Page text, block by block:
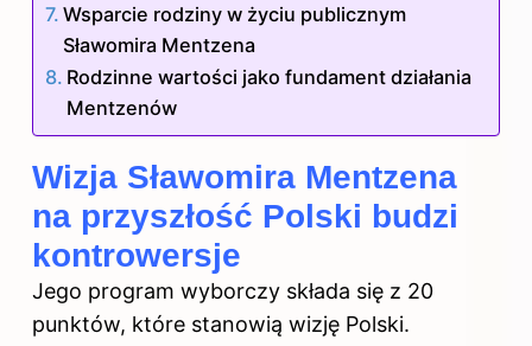
Wsparcie rodziny w życiu publicznym
Sławomira Mentzena
Rodzinne wartości jako fundament działania
Mentzenów
Wizja Sławomira Mentzena
na przyszłość Polski budzi
kontrowersje
Jego program wyborczy składa się z 20
punktów, które stanowią wizję Polski.